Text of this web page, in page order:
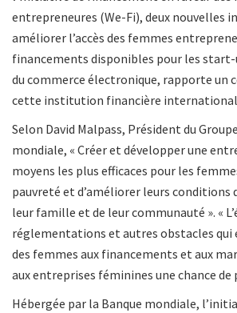
entrepreneures (We-Fi), deux nouvelles
améliorer l’accès des femmes
financements disponibles pour les start-
du commerce électronique, rapporte un
cette institution financière
Selon David Malpass, Président du
mondiale, « Créer et développer une
moyens les plus efficaces pour les
pauvreté et d’améliorer leurs conditions
leur famille et de leur communauté ». «
réglementations et autres obstacles qui
des femmes aux financements et aux
aux entreprises féminines une chance de
Hébergée par la Banque mondiale,